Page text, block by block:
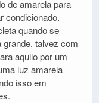
de amarela para
condicionado.
quando se
grande, talvez com
aquilo por um
luz amarela
isso em